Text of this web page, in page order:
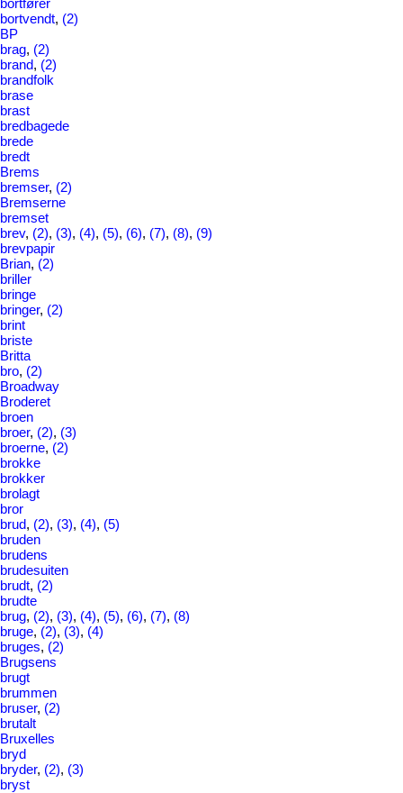
bortvendt, (2)
BP
brag, (2)
brand, (2)
brandfolk
brase
brast
bredbagede
brede
bredt
Brems
bremser, (2)
Bremserne
bremset
brev, (2), (3), (4), (5), (6), (7), (8), (9)
brevpapir
Brian, (2)
briller
bringe
bringer, (2)
brint
briste
Britta
bro, (2)
Broadway
Broderet
broen
broer, (2), (3)
broerne, (2)
brokke
brokker
brolagt
bror
brud, (2), (3), (4), (5)
bruden
brudens
brudesuiten
brudt, (2)
brudte
brug, (2), (3), (4), (5), (6), (7), (8)
bruge, (2), (3), (4)
bruges, (2)
Brugsens
brugt
brummen
bruser, (2)
brutalt
Bruxelles
bryd
bryder, (2), (3)
bryst